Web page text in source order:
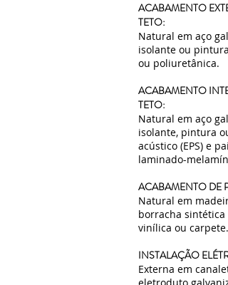
ACABAMENTO
TETO:
Natural em aço
isolante ou
ou poliuretânica.
ACABAMENTO
TETO:
Natural em aço
isolante, pintura
acústico (EPS) e
laminado-
ACABAMENTO DE
Natural em
borracha sintética
vinílica ou carpete.
INSTALAÇÃO
Externa em